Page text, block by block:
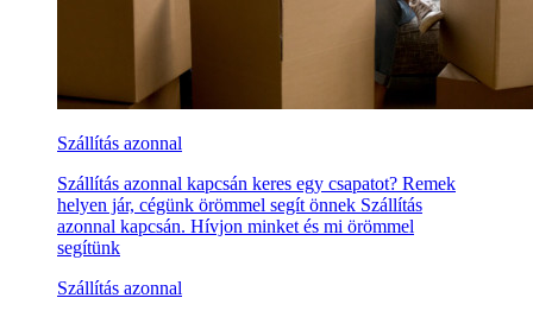
Szállítás azonnal
Szállítás azonnal kapcsán keres egy csapatot? Remek
helyen jár, cégünk örömmel segít önnek Szállítás
azonnal kapcsán. Hívjon minket és mi örömmel
segítünk
Szállítás azonnal